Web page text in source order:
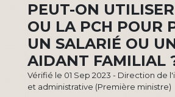
PEUT-ON
OU LA PCH POUR
UN SALARIÉ OU
AIDANT FAMILIAL
Vérifié le 01 Sep 2023 - Direction de
et administrative (Première ministre)